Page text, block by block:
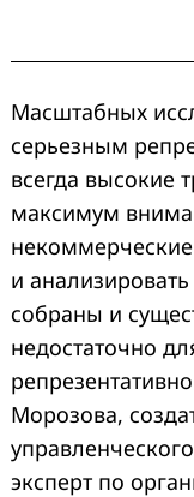
Масштабных
серьезным
всегда высокие
максимум
некоммерческие
и
собраны и
недостаточно
Морозова,
эксперт по